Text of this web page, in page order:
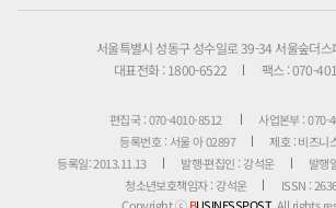
서울특별시 성동구 성수일로 39-34 서울숲더
대표전화 : 1800-6522
팩스 : 070-
편집국 : 070-4010-8512
사업본부 : 070-
등록번호 : 서울 아 02897
제호 : 비즈니
등록일: 2013.11.13
발행·편집인 : 강석운
발행
청소년보호책임자 : 강석운
ISSN :